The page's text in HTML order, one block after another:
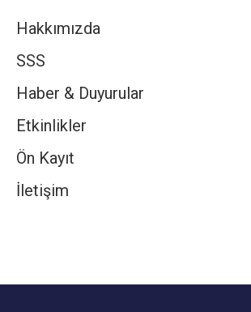
Hakkımızda
SSS
Haber & Duyurular
Etkinlikler
Ön Kayıt
İletişim